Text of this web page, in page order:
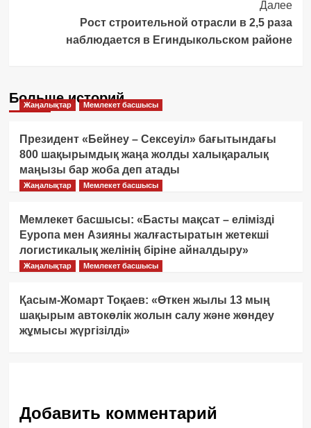
Далее
Рост строительной отрасли в 2,5 раза
наблюдается в Егиндыкольском районе
Больше историй
Жаңалықтар Мемлекет басшысы
Президент «Бейнеу – Сексеуіл» бағытындағы
800 шақырымдық жаңа жолды халықаралық
маңызы бар жоба деп атады
Жаңалықтар Мемлекет басшысы
Мемлекет басшысы: «Басты мақсат – елімізді
Еуропа мен Азияны жалғастыратын жетекші
логистикалық желінің біріне айналдыру»
Жаңалықтар Мемлекет басшысы
Қасым-Жомарт Тоқаев: «Өткен жылы 13 мың
шақырым автокөлік жолын салу және жөндеу
жұмысы жүргізілді»
Добавить комментарий